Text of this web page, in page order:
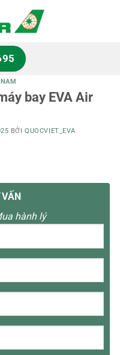
bay EVA Air
BỞIQUOCVIET_EVA
hành lý